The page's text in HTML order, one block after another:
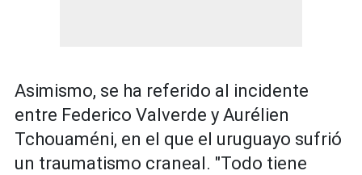
Asimismo, se ha referido al incidente
entre Federico Valverde y Aurélien
Tchouaméni, en el que el uruguayo sufrió
un traumatismo craneal. "Todo tiene